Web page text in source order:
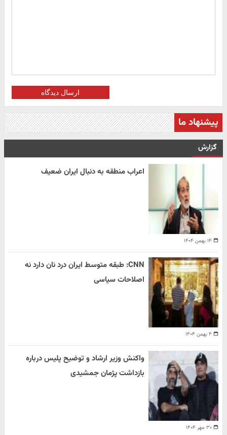
ارسال دیدگاه
پیشنهاد ما
گزارش
۱۴ بهمن ۱۴۰۴
اعراب منطقه به دنبال ایران ضعیف
۴ بهمن ۱۴۰۴
CNN: طبقه متوسط ایران درد نان دارد نه
اصلاحات سیاسی
۳۰ مهر ۱۴۰۴
واکنش وزیر ارشاد و توضیح پلیس درباره
بازداشت پژمان جمشیدی